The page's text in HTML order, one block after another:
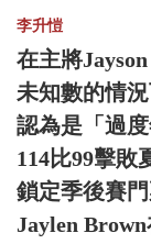
李升愷
在主將
未知數的情
認為是「過
114比99擊敗
鎖定季後賽
Jaylen